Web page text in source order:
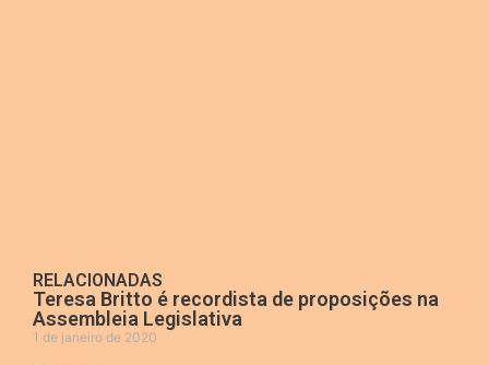
RELACIONADAS
Teresa Britto é recordista de proposições na
Assembleia Legislativa
1 de janeiro de 2020